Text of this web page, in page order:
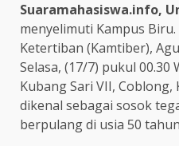
Suaramahasiswa.info,
menyelimuti Kampus
Ketertiban (Kamtiber),
Selasa, (17/7) pukul 00.30
Kubang Sari VII,
dikenal sebagai sosok
berpulang di usia 50